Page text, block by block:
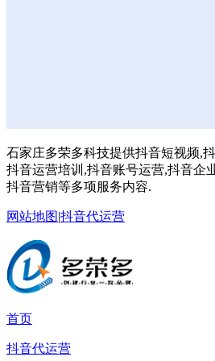
石家庄多荣多科技提供抖音短视频,
抖音运营培训,抖音账号运营,抖音企
抖音营销等多项服务内容.
网站地图|抖音代运营
首页
抖音代运营